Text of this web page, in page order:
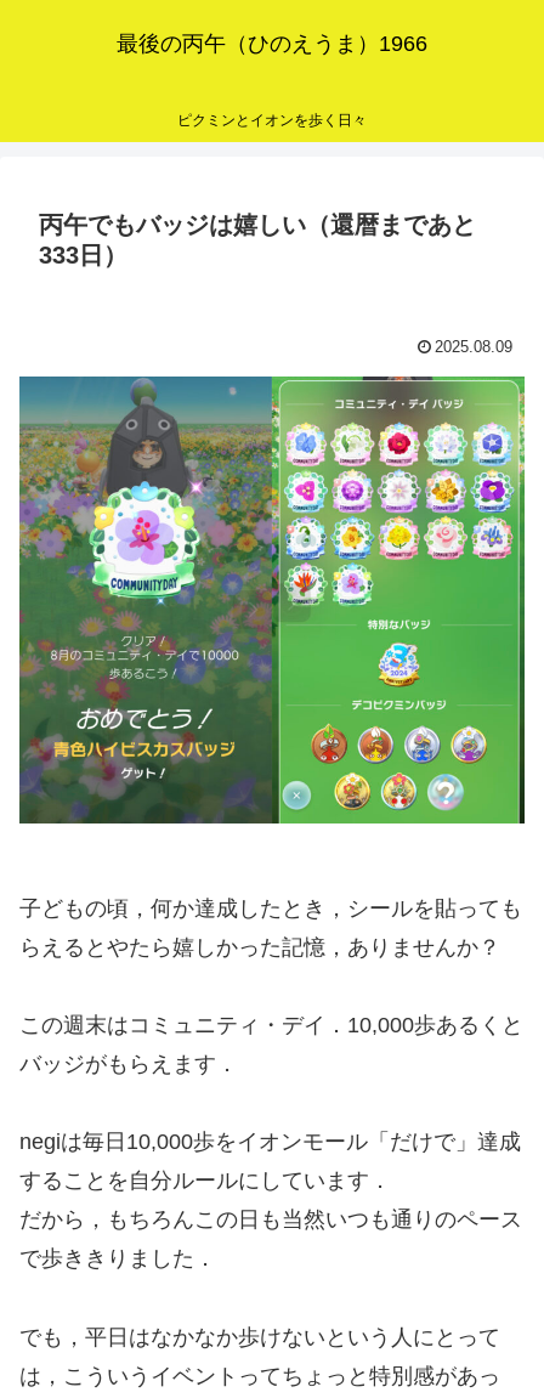
最後の丙午（ひのえうま）1966
ピクミンとイオンを歩く日々
丙午でもバッジは嬉しい（還暦まであと
333日）
2025.08.09
子どもの頃，何か達成したとき，シールを貼っても
らえるとやたら嬉しかった記憶，ありませんか？
この週末はコミュニティ・デイ．10,000歩あるくと
バッジがもらえます．
negiは毎日10,000歩をイオンモール「だけで」達成
することを自分ルールにしています．
だから，もちろんこの日も当然いつも通りのペース
で歩ききりました．
でも，平日はなかなか歩けないという人にとって
は，こういうイベントってちょっと特別感があっ